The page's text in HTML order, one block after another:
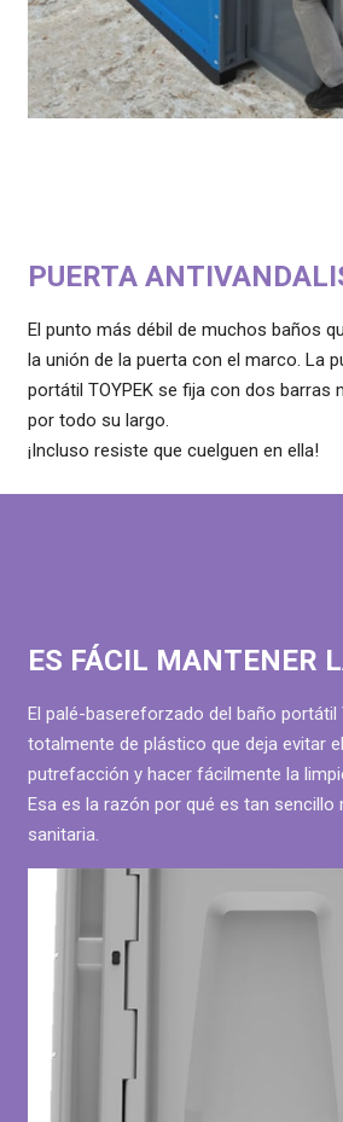
PUERTA
El punto más débil de muchos baños
la unión de la puerta con el marco. La
portátil TOYPEK se fija con dos barras
por todo su largo.
¡Incluso resiste que cuelguen en ella!
ES FÁCIL MANTENER
El palé-basereforzado del baño portátil
totalmente de plástico que deja evitar
putrefacción y hacer fácilmente la
Esa es la razón por qué es tan sencillo
sanitaria.